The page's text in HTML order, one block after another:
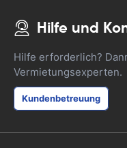
Hilfe und
Hilfe erforderlich?
Vermietungsexperten.
Kundenbetreuung